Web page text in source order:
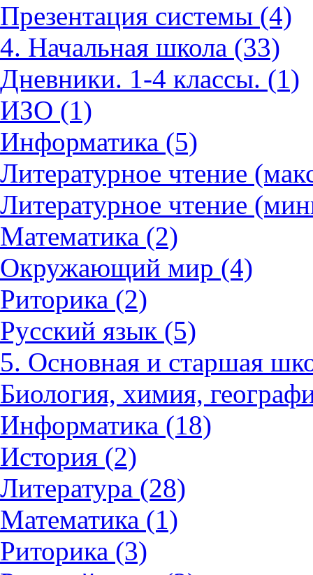
Презентация системы (4)
4. Начальная школа (33)
Дневники. 1-4 классы. (1)
ИЗО (1)
Информатика (5)
Литературное чтение
Литературное чтение
Математика (2)
Окружающий мир (4)
Риторика (2)
Русский язык (5)
5. Основная и старшая
Биология, химия,
Информатика (18)
История (2)
Литература (28)
Математика (1)
Риторика (3)